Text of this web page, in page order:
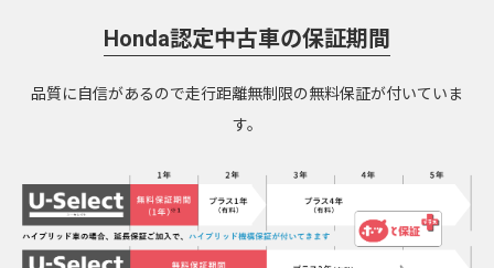
Honda認定中古車の保証期間
品質に自信があるので走行距離無制限の無料保証が付いていま
す。